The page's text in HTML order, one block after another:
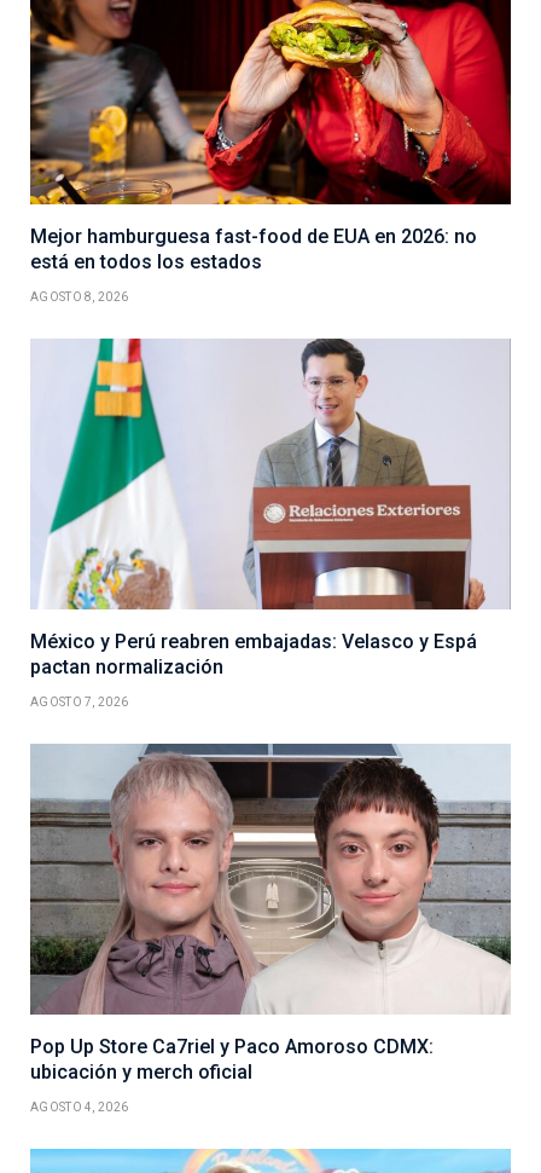
Mejor hamburguesa fast-food de EUA en 2026: no
está en todos los estados
AGOSTO 8, 2026
México y Perú reabren embajadas: Velasco y Espá
pactan normalización
AGOSTO 7, 2026
Pop Up Store Ca7riel y Paco Amoroso CDMX:
ubicación y merch oficial
AGOSTO 4, 2026